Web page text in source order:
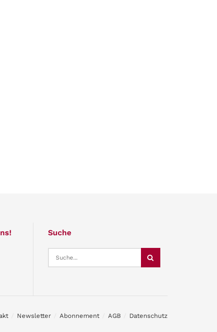
Suche
Newsletter Abonnement AGB Datenschutz